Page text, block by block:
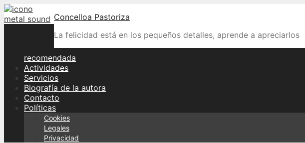
Skip
to
Concelloa Pastoriza
La felicidad está en los pequeños detalles, aprende a apreciarlos
recomendada
Actividades
Servicios
Biografía de la autora
Contacto
Políticas
Cookies
Legales
Privacidad